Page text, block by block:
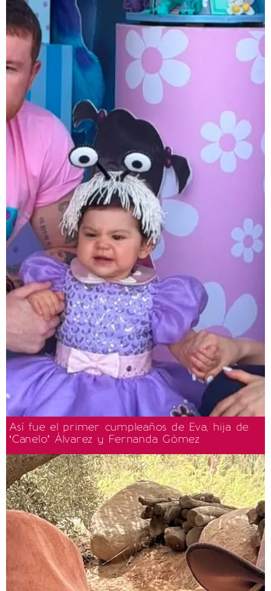
Así fue el primer cumpleaños de Eva, hija de
‘Canelo’ Álvarez y Fernanda Gómez